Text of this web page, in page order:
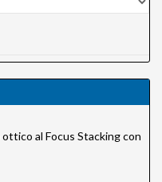
al Focus Stacking con